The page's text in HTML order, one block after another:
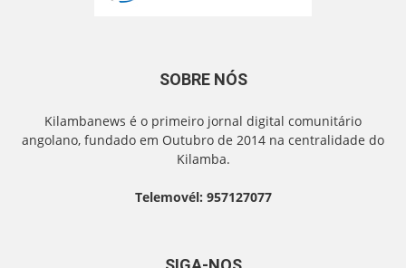
SOBRE NÓS
Kilambanews é o primeiro jornal digital comunitário
angolano, fundado em Outubro de 2014 na centralidade do
Kilamba.
Telemovél: 957127077